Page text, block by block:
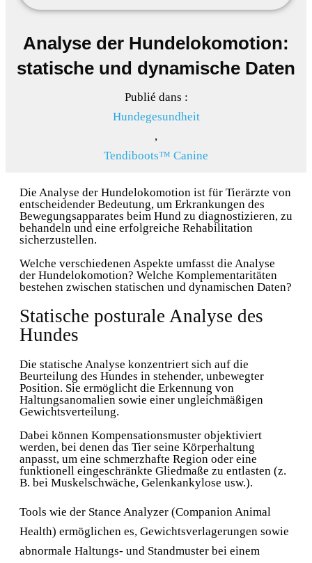
Analyse der Hundelokomotion:
statische und dynamische Daten
Publié dans :
Hundegesundheit
,
Tendiboots™ Canine
Die Analyse der Hundelokomotion ist für Tierärzte von
entscheidender Bedeutung, um Erkrankungen des
Bewegungsapparates beim Hund zu diagnostizieren, zu
behandeln und eine erfolgreiche Rehabilitation
sicherzustellen.
Welche verschiedenen Aspekte umfasst die Analyse
der Hundelokomotion? Welche Komplementaritäten
bestehen zwischen statischen und dynamischen Daten?
Statische posturale Analyse des
Hundes
Die statische Analyse konzentriert sich auf die
Beurteilung des Hundes in stehender, unbewegter
Position. Sie ermöglicht die Erkennung von
Haltungsanomalien sowie einer ungleichmäßigen
Gewichtsverteilung.
Dabei können Kompensationsmuster objektiviert
werden, bei denen das Tier seine Körperhaltung
anpasst, um eine schmerzhafte Region oder eine
funktionell eingeschränkte Gliedmaße zu entlasten (z.
B. bei Muskelschwäche, Gelenkankylose usw.).
Tools wie der Stance Analyzer (Companion Animal
Health) ermöglichen es, Gewichtsverlagerungen sowie
abnormale Haltungs- und Standmuster bei einem